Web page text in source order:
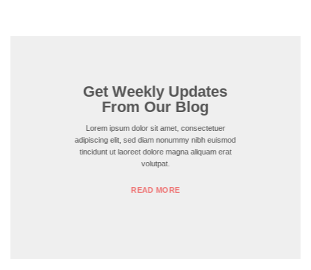
Get Weekly Updates
From Our Blog
Lorem ipsum dolor sit amet, consectetuer
adipiscing elit, sed diam nonummy nibh euismod
tincidunt ut laoreet dolore magna aliquam erat
volutpat.
READ MORE